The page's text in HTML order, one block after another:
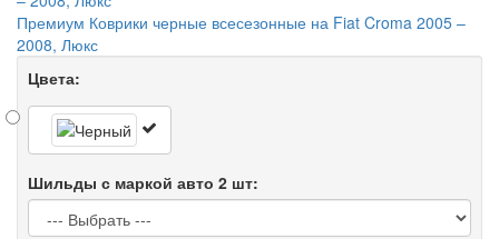
Премиум Коврики черные всесезонные на Fiat Croma 2005 –
2008, Люкс
Цвета:
Шильды с маркой авто 2 шт: